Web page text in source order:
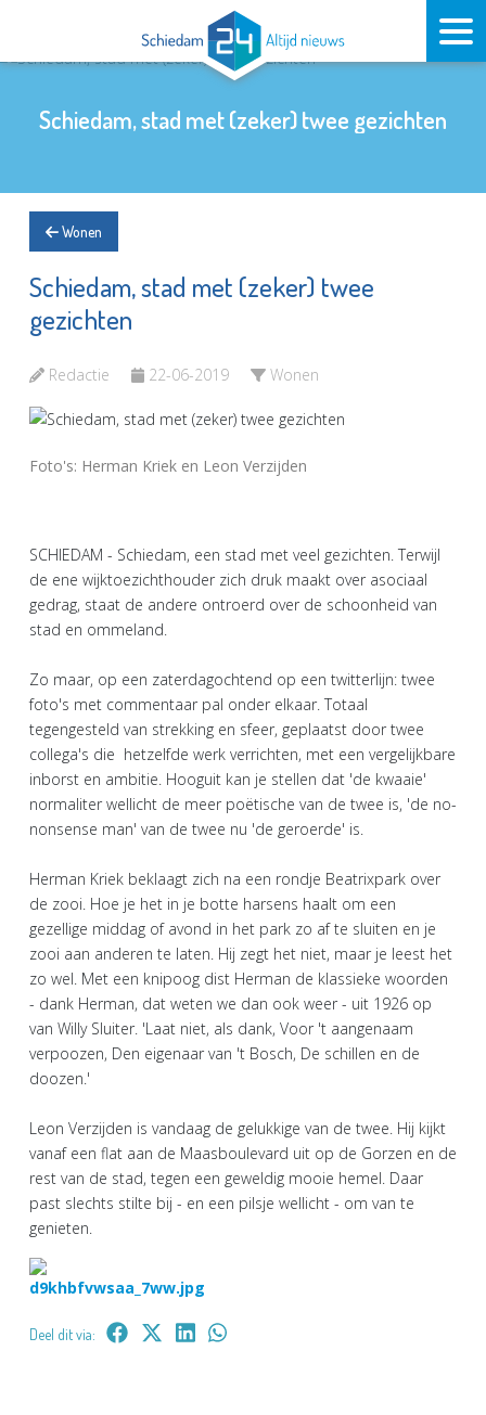
Schiedam, stad met (zeker) twee gezichten
Wonen
Schiedam, stad met (zeker) twee
gezichten
Redactie 22-06-2019 Wonen
Foto's: Herman Kriek en Leon Verzijden
SCHIEDAM - Schiedam, een stad met veel gezichten. Terwijl
de ene wijktoezichthouder zich druk maakt over asociaal
gedrag, staat de andere ontroerd over de schoonheid van
stad en ommeland.
Zo maar, op een zaterdagochtend op een twitterlijn: twee
foto's met commentaar pal onder elkaar. Totaal
tegengesteld van strekking en sfeer, geplaatst door twee
collega's die hetzelfde werk verrichten, met een vergelijkbare
inborst en ambitie. Hooguit kan je stellen dat 'de kwaaie'
normaliter wellicht de meer poëtische van de twee is, 'de no-
nonsense man' van de twee nu 'de geroerde' is.
Herman Kriek beklaagt zich na een rondje Beatrixpark over
de zooi. Hoe je het in je botte harsens haalt om een
gezellige middag of avond in het park zo af te sluiten en je
zooi aan anderen te laten. Hij zegt het niet, maar je leest het
zo wel. Met een knipoog dist Herman de klassieke woorden
- dank Herman, dat weten we dan ook weer - uit 1926 op
van Willy Sluiter. 'Laat niet, als dank, Voor 't aangenaam
verpoozen, Den eigenaar van 't Bosch, De schillen en de
doozen.'
Leon Verzijden is vandaag de gelukkige van de twee. Hij kijkt
vanaf een flat aan de Maasboulevard uit op de Gorzen en de
rest van de stad, tegen een geweldig mooie hemel. Daar
past slechts stilte bij - en een pilsje wellicht - om van te
genieten.
Deel dit via: